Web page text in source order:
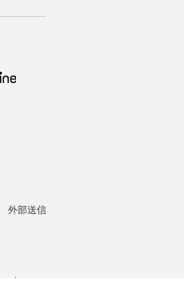
外部送信
ver.1.5